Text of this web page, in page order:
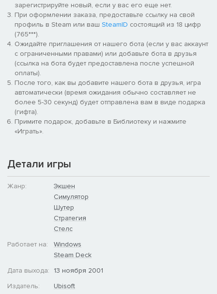
зарегистрируйте новый, если у вас его еще нет.
При оформлении заказа, предоставьте ссылку на свой
профиль в Steam или ваш SteamID состоящий из 18 цифр
(765***).
Ожидайте приглашения от нашего бота (если у вас аккаунт
с ограниченными правами) или добавьте бота в друзья
(ссылка на бота будет предоставлена после успешной
оплаты).
После того, как вы добавите нашего бота в друзья, игра
автоматически (время ожидания обычно составляет не
более 5-30 секунд) будет отправлена вам в виде подарка
(гифта).
Примите подарок, добавьте в Библиотеку и нажмите
«Играть».
Детали игры
Жанр:
Экшен
Симулятор
Шутер
Стратегия
Стелс
Работает на:
Windows
Steam Deck
Дата выхода:
13 ноября 2001
Издатель:
Ubisoft